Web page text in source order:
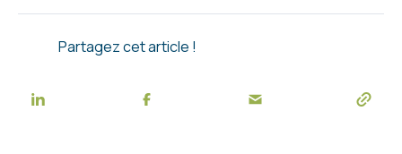
Partagez cet article !